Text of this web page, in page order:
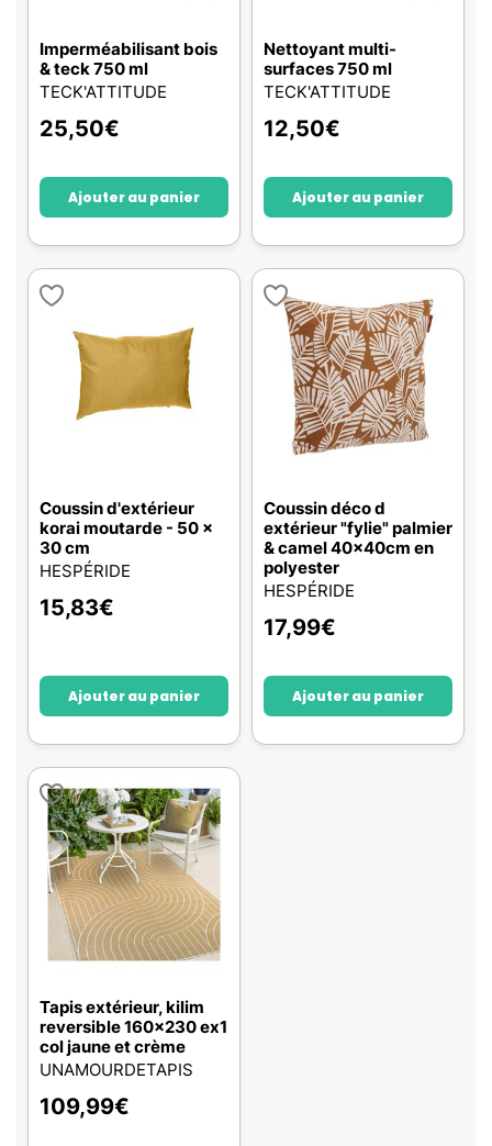
Imperméabilisant bois
& teck 750 ml
TECK'ATTITUDE
25,50€
Ajouter au panier
Nettoyant multi-
surfaces 750 ml
TECK'ATTITUDE
12,50€
Ajouter au panier
Coussin d'extérieur
korai moutarde - 50 x
30 cm
HESPÉRIDE
15,83€
Ajouter au panier
Coussin déco d
extérieur "fylie" palmier
& camel 40x40cm en
polyester
HESPÉRIDE
17,99€
Ajouter au panier
Tapis extérieur, kilim
reversible 160x230 ex1
col jaune et crème
UNAMOURDETAPIS
109,99€